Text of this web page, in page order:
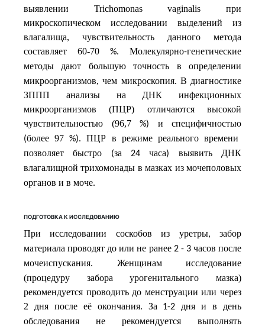
выявлении Trichomonas vaginalis при
микроскопическом исследовании выделений из
влагалища, чувствительность данного метода
составляет 60-70 %. Молекулярно-генетические
методы
дают большую точность в определении
микроорганизмов, чем микроскопия. В диагностике
ЗППП анализы на ДНК инфекционных
микроорганизмов (ПЦР) отличаются высокой
чувствительностью (96,7%) и специфичностью
(более 97 %).ПЦР в режиме реального времени
позволяет
быстро (за24часа) выявить
ДНК
влагалищной трихомонады в мазках из мочеполовых
органов и в моче.
ПОДГОТОВКА К ИССЛЕДОВАНИЮ
При исследовании соскобов из уретры,забор
материала проводят до или не ранее2 - 3 часов после
мочеиспускания. Женщинам исследование
(процедуру забора урогенитального мазка)
рекомендуется проводить до менструации или через
2 дня после её окончания.
За1-2дня и в
день
обследования
не рекомендуется
выполнять